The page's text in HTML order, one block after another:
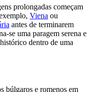
prolongadas começam
Viena ou
antes de terminarem
se uma paragem serena e
dentro de uma
búlgaros e romenos em